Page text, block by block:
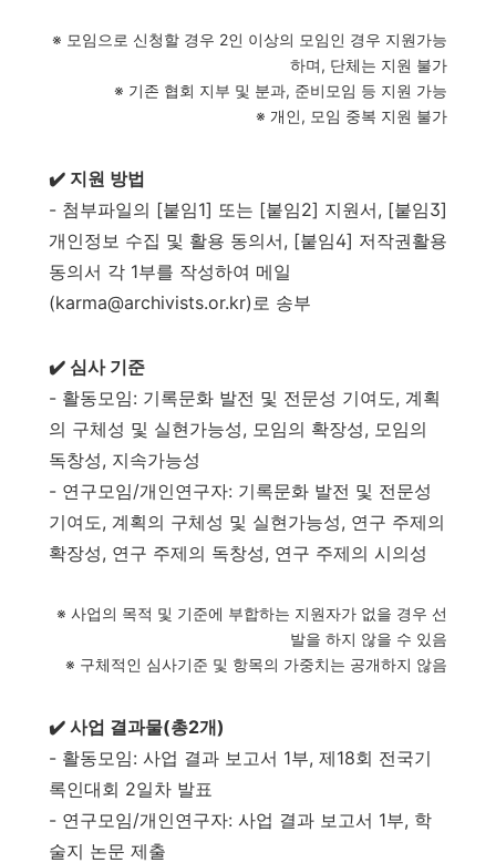
※ 모임으로 신청할 경우 2인 이상의 모임인 경우 지원가능
하며, 단체는 지원 불가
※ 기존 협회 지부 및 분과, 준비모임 등 지원 가능
※ 개인, 모임 중복 지원 불가
✔️ 지원 방법
- 첨부파일의 [붙임1] 또는 [붙임2] 지원서, [붙임3]
개인정보 수집 및 활용 동의서, [붙임4] 저작권활용
동의서 각 1부를 작성하여 메일
(karma@archivists.or.kr)로 송부
✔️ 심사 기준
- 활동모임: 기록문화 발전 및 전문성 기여도, 계획
의 구체성 및 실현가능성, 모임의 확장성, 모임의
독창성, 지속가능성
- 연구모임/개인연구자: 기록문화 발전 및 전문성
기여도, 계획의 구체성 및 실현가능성, 연구 주제의
확장성, 연구 주제의 독창성, 연구 주제의 시의성
※ 사업의 목적 및 기준에 부합하는 지원자가 없을 경우 선
발을 하지 않을 수 있음
※ 구체적인 심사기준 및 항목의 가중치는 공개하지 않음
✔️ 사업 결과물(총2개)
- 활동모임: 사업 결과 보고서 1부, 제18회 전국기
록인대회 2일차 발표
- 연구모임/개인연구자: 사업 결과 보고서 1부, 학
술지 논문 제출